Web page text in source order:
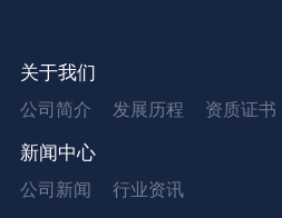
关于我们
公司简介 发展历程 资质证书
新闻中心
公司新闻 行业资讯